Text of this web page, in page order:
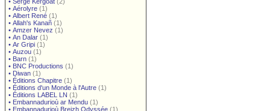
• Aérolyre (1)
• Albert René (1)
• Allah's Kanañ (1)
• Amzer Nevez (1)
• An Dalar (1)
• Ar Gripi (1)
• Auzou (1)
• Barn (1)
• BNC Productions (1)
• Diwan (1)
• Éditions Chapitre (1)
• Éditions d'un Monde à l'Autre (1)
• Éditions LABEL LN (1)
• Embannadurioù ar Mendu (1)
• Embannadurioù Breizh Odyssée (1)